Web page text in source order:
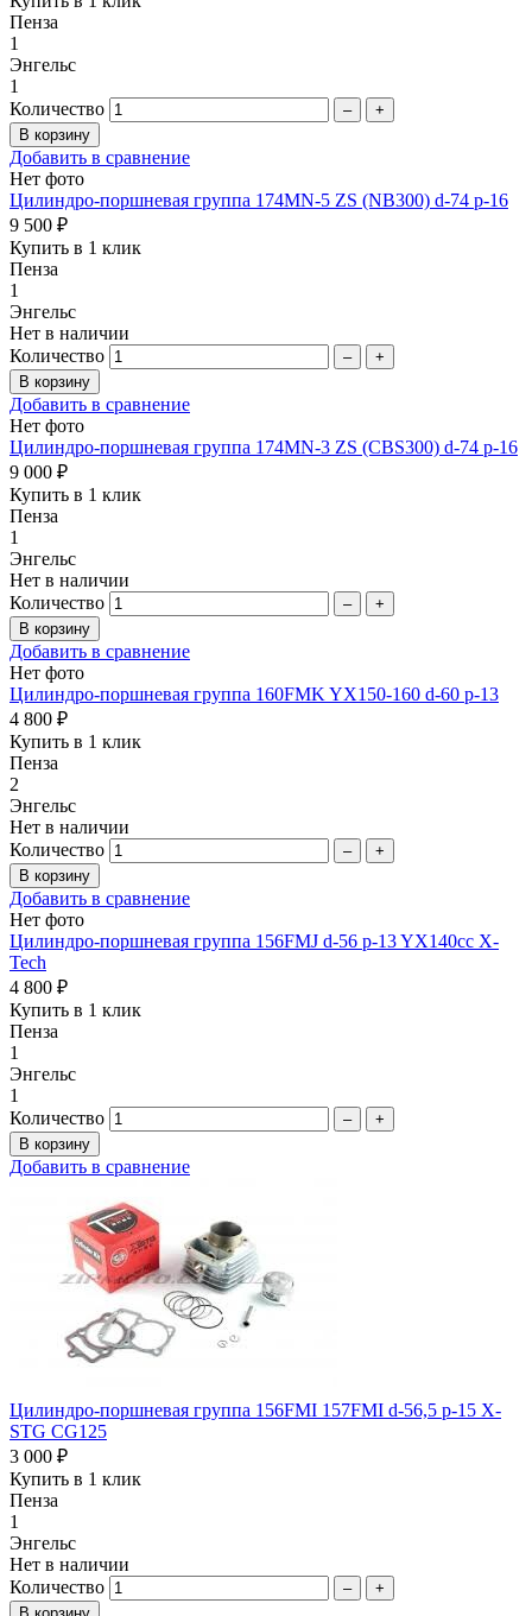
Пенза
1
Энгельс
1
Количество
– +
Добавить в сравнение
Нет фото
Цилиндро-поршневая группа 174MN-5 ZS (NB300) d-74 p-16
9 500 ₽
Купить в 1 клик
Пенза
1
Энгельс
Нет в наличии
Количество
– +
Добавить в сравнение
Нет фото
Цилиндро-поршневая группа 174MN-3 ZS (CBS300) d-74 p-16
9 000 ₽
Купить в 1 клик
Пенза
1
Энгельс
Нет в наличии
Количество
– +
Добавить в сравнение
Нет фото
Цилиндро-поршневая группа 160FMK YX150-160 d-60 p-13
4 800 ₽
Купить в 1 клик
Пенза
2
Энгельс
Нет в наличии
Количество
– +
Добавить в сравнение
Нет фото
Цилиндро-поршневая группа 156FMJ d-56 p-13 YX140cc X-
Tech
4 800 ₽
Купить в 1 клик
Пенза
1
Энгельс
1
Количество
– +
Добавить в сравнение
Цилиндро-поршневая группа 156FMI 157FMI d-56,5 p-15 X-
STG CG125
3 000 ₽
Купить в 1 клик
Пенза
1
Энгельс
Нет в наличии
Количество
– +